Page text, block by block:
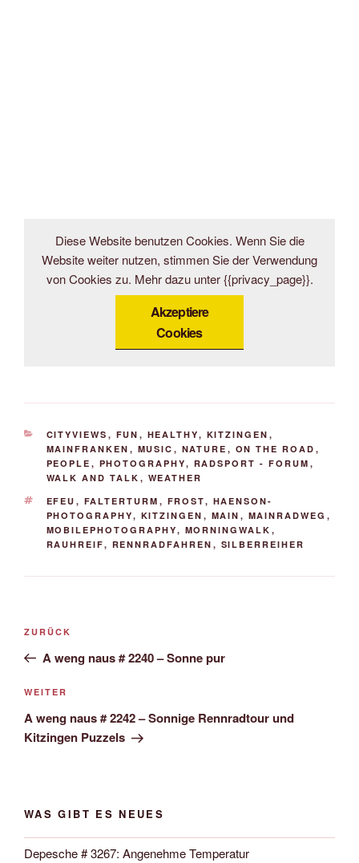
Diese Website benutzen Cookies. Wenn Sie die
Website weiter nutzen, stimmen Sie der Verwendung
von Cookies zu. Mehr dazu unter {{privacy_page}}.
Akzeptiere
Cookies
KATEGORIEN
CITYVIEWS , FUN , HEALTHY, KITZINGEN ,
MAINFRANKEN , MUSIC , NATURE , ON THE ROAD ,
PEOPLE , PHOTOGRAPHY, RADSPORT - FORUM ,
WALK AND TALK , WEATHER
SCHLAGWÖRTER
EFEU , FALTERTURM , FROST, HAENSON-
PHOTOGRAPHY, KITZINGEN , MAIN , MAINRADWEG ,
MOBILEPHOTOGRAPHY, MORNINGWALK ,
RAUHREIF, RENNRADFAHREN , SILBERREIHER
Beitrags-
Vorheriger
Beitrag
ZURÜCK
A weng naus # 2240 – Sonne pur
Nächster
Beitrag
WEITER
A weng naus # 2242 – Sonnige Rennradtour und
Kitzingen Puzzels
WAS GIBT ES NEUES
Depesche # 3267: Angenehme Temperatur